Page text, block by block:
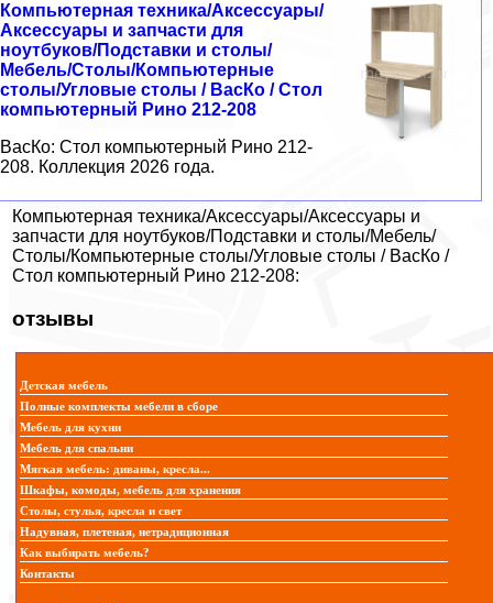
Компьютерная техника/Аксессуары/
Аксессуары и запчасти для
ноутбуков/Подставки и столы/
Мебель/Столы/Компьютерные
столы/Угловые столы / ВасКо / Стол
компьютерный Рино 212-208
ВасКо: Стол компьютерный Рино 212-
208. Коллекция 2026 года.
Компьютерная техника/Аксессуары/Аксессуары и
запчасти для ноутбуков/Подставки и столы/Мебель/
Столы/Компьютерные столы/Угловые столы / ВасКо /
Стол компьютерный Рино 212-208:
отзывы
Детская мебель
Полные комплекты мебели в сборе
Мебель для кухни
Мебель для спальни
Мягкая мебель: диваны, кресла...
Шкафы, комоды, мебель для хранения
Столы, стулья, кресла и свет
Надувная, плетеная, нетрадиционная
Как выбирать мебель?
Контакты